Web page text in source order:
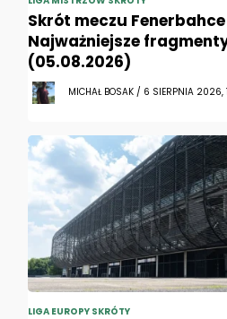
Skrót meczu
Najważniejsze
(05.08.2026)
MICHAŁ BOSAK / 6 SIERPNIA 2026,
LIGA EUROPY SKRÓTY